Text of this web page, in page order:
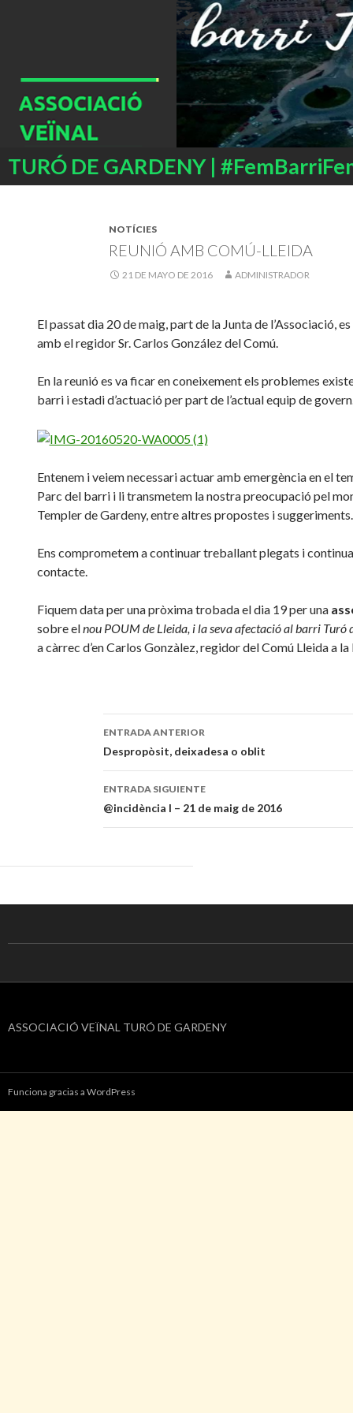
TURÓ DE GARDENY |
Buscar
NOTÍCIES
REUNIÓ AMB COMÚ-LLEIDA
21 DE MAYO DE 2016 ADMINISTRADOR
El passat dia 20 de maig, part de la Junta de l’Associació,
amb el regidor Sr. Carlos González del Comú.
En la reunió es va ficar en coneixement els problemes
barri i estadi d’actuació per part de l’actual equip de
Entenem i veiem necessari actuar amb emergència en el
Parc del barri i li transmetem la nostra preocupació pel
Templer de Gardeny, entre altres propostes i suggeriments.
Ens comprometem a continuar treballant plegats i
contacte.
Fiquem data per una pròxima trobada el dia 19 per una
sobre elnou POUM de Lleida, i la seva afectació al barri Turó
a càrrec d’enCarlos Gonzàlez, regidor del Comú Lleida a la
Navegación
de
entradas
ENTRADA ANTERIOR
Despropòsit, deixadesa o oblit
ENTRADA SIGUIENTE
@incidència I – 21 de maig de 2016
ASSOCIACIÓ VEÏNAL TURÓ DE GARDENY
Funciona gracias a WordPress